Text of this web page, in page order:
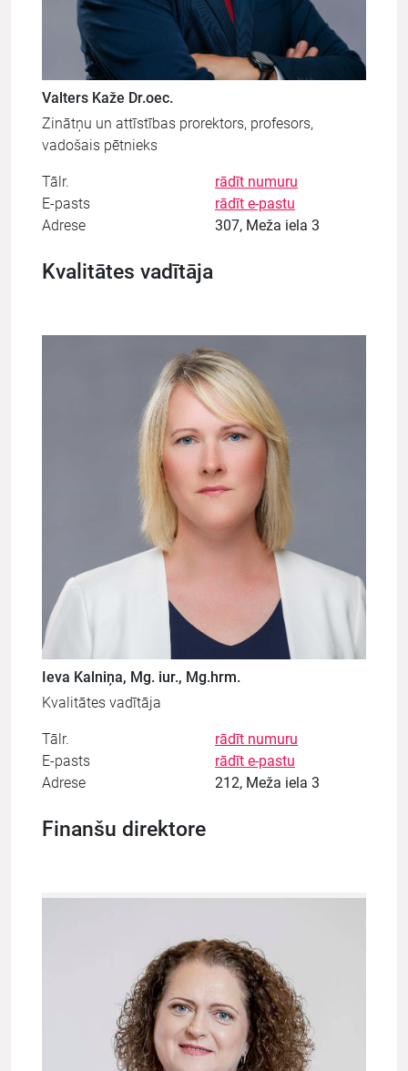
Valters Kaže Dr.oec.
Zinātņu un attīstības prorektors, profesors,
vadošais pētnieks
Tālr.
rādīt numuru
E-pasts
rādīt e-pastu
Adrese
307, Meža iela 3
Kvalitātes vadītāja
Ieva Kalniņa, Mg. iur., Mg.hrm.
Kvalitātes vadītāja
Tālr.
rādīt numuru
E-pasts
rādīt e-pastu
Adrese
212, Meža iela 3
Finanšu direktore